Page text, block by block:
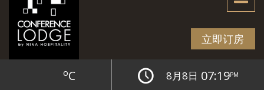
立即订房
oC 8月8日 07:19PM